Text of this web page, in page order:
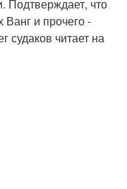
Подтверждает, что
и прочего -
судаков читает на